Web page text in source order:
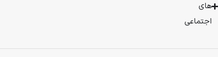
محصولات
فیزیکی
و
بیشتر
های
اجتماعی